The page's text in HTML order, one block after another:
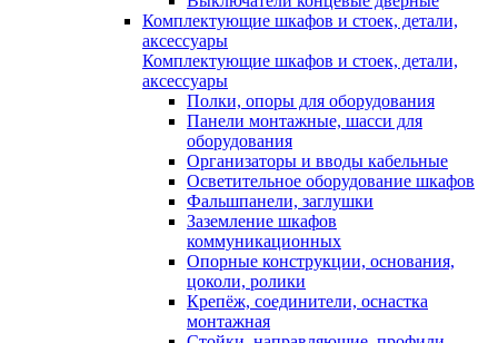
Комплектующие шкафов и стоек, детали,
аксессуары
Комплектующие шкафов и стоек, детали,
аксессуары
Полки, опоры для оборудования
Панели монтажные, шасси для
оборудования
Организаторы и вводы кабельные
Осветительное оборудование шкафов
Фальшпанели, заглушки
Заземление шкафов
коммуникационных
Опорные конструкции, основания,
цоколи, ролики
Крепёж, соединители, оснастка
монтажная